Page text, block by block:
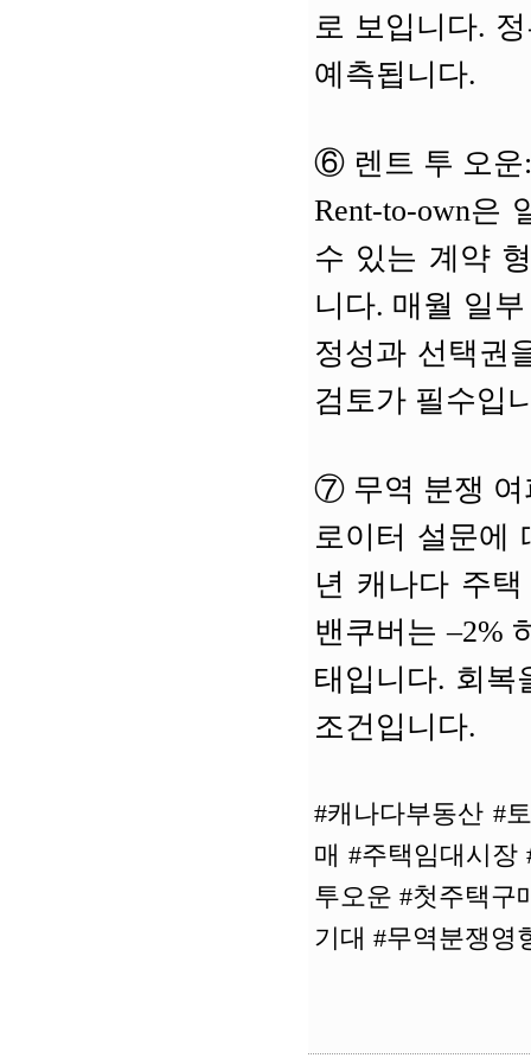
로 보입니다.
예측됩니다.
⑥ 렌트 투 오
Rent-to-own은
수 있는 계약
니다. 매월 일
정성과 선택권
검토가 필수입
⑦ 무역 분쟁
로이터 설문에
년 캐나다 주
밴쿠버는 –2%
태입니다. 회복
조건입니다.
#캐나다부동산 #
매 #주택임대시장
투오운 #첫주택구
기대 #무역분쟁영